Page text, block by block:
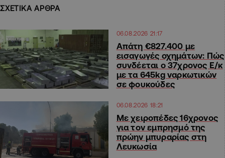
ΣΧΕΤΙΚΑ ΑΡΘΡΑ
06.08.2026 21:17
Απάτη €827.400 με
εισαγωγές οχημάτων: Πώς
συνδέεται ο 37χρονος Ε/κ
με τα 645kg ναρκωτικών
σε φουκούδες
06.08.2026 18:21
Με χειροπέδες 16χρονος
για τον εμπρησμό της
πρώην μπυραρίας στη
Λευκωσία